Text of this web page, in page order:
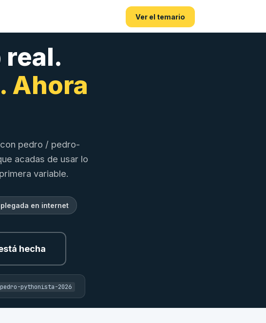
Ver el temario
real.
Ahora
pedro / pedro-
acadas de usar lo
variable.
en internet
hecha
pedro-pythonista-2026